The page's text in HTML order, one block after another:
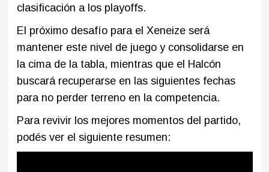
clasificación a los playoffs.
El próximo desafío para el Xeneize será
mantener este nivel de juego y consolidarse en
la cima de la tabla, mientras que el Halcón
buscará recuperarse en las siguientes fechas
para no perder terreno en la competencia.​
Para revivir los mejores momentos del partido,
podés ver el siguiente resumen: